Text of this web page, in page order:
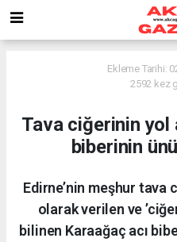
Ekleme Tarihi:
2592 kez
Tava ciğerinin yol
biberinin ünü
Edirne’nin meşhur tava
olarak verilen ve
bilinen Karaağaç acı